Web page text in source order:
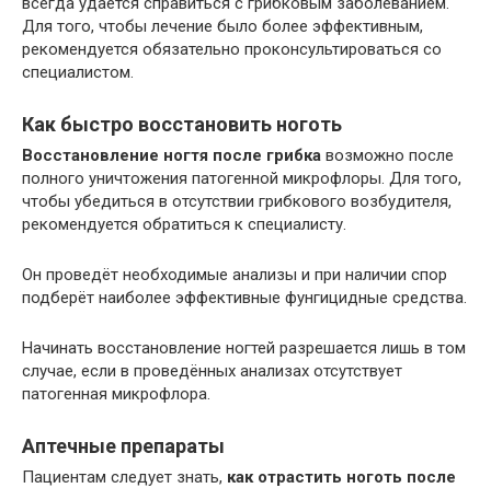
Для того, чтобы лечение было более эффективным,
рекомендуется обязательно проконсультироваться со
специалистом.
Как быстро восстановить ноготь
Восстановление ногтя после грибка возможно после
полного уничтожения патогенной микрофлоры. Для того,
чтобы убедиться в отсутствии грибкового возбудителя,
рекомендуется обратиться к специалисту.
Он проведёт необходимые анализы и при наличии спор
подберёт наиболее эффективные фунгицидные средства.
Начинать восстановление ногтей разрешается лишь в том
случае, если в проведённых анализах отсутствует
патогенная микрофлора.
Аптечные препараты
Пациентам следует знать, как отрастить ноготь после